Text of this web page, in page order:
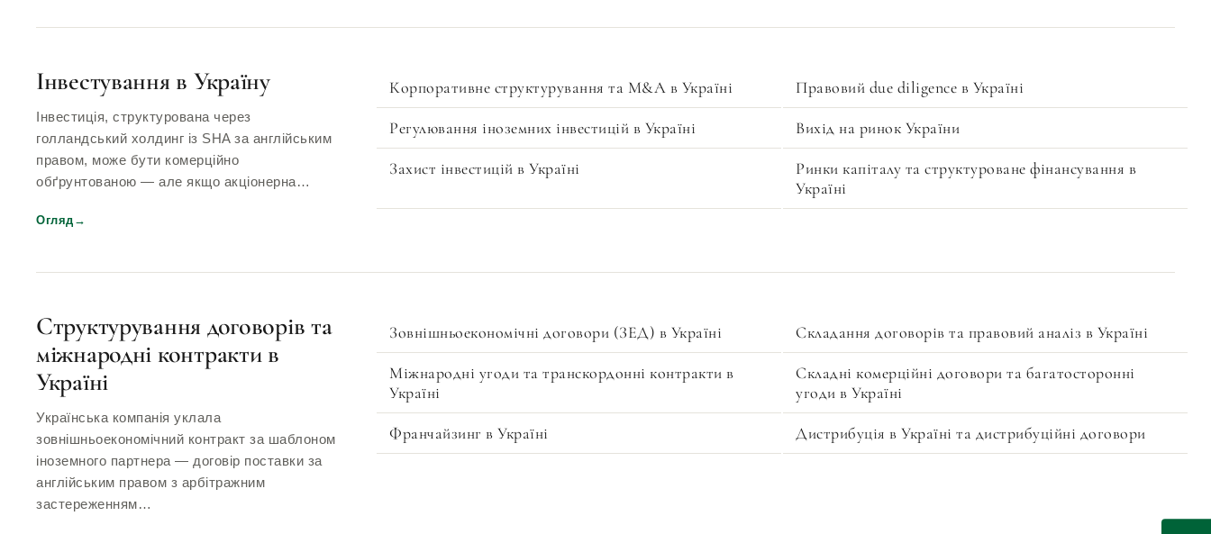
Інвестування в Україну
Інвестиція, структурована через
голландський холдинг із SHA за англійським
правом, може бути комерційно
обґрунтованою — але якщо акціонерна…
Огляд →
Корпоративне структурування та M&A в Україні Правовий due diligence в Україні
Регулювання іноземних інвестицій в Україні Вихід на ринок України
Захист інвестицій в Україні
Ринки капіталу та структуроване фінансування в
Україні
Структурування договорів та
міжнародні контракти в
Україні
Українська компанія уклала
зовнішньоекономічний контракт за шаблоном
іноземного партнера — договір поставки за
англійським правом з арбітражним
застереженням…
Зовнішньоекономічні договори (ЗЕД) в Україні Складання договорів та правовий аналіз в Україні
Міжнародні угоди та транскордонні контракти в
Україні
Складні комерційні договори та багатосторонні
угоди в Україні
Франчайзинг в Україні Дистрибуція в Україні та дистрибуційні договори